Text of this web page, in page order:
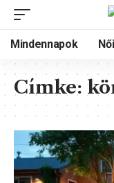
Mindennapok
Címke: